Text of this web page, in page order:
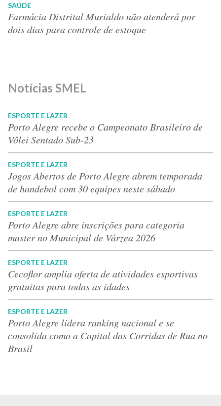
SAÚDE
Farmácia Distrital Murialdo não atenderá por
dois dias para controle de estoque
Notícias SMEL
ESPORTE E LAZER
Porto Alegre recebe o Campeonato Brasileiro de
Vôlei Sentado Sub-23
ESPORTE E LAZER
Jogos Abertos de Porto Alegre abrem temporada
de handebol com 30 equipes neste sábado
ESPORTE E LAZER
Porto Alegre abre inscrições para categoria
master no Municipal de Várzea 2026
ESPORTE E LAZER
Cecoflor amplia oferta de atividades esportivas
gratuitas para todas as idades
ESPORTE E LAZER
Porto Alegre lidera ranking nacional e se
consolida como a Capital das Corridas de Rua no
Brasil